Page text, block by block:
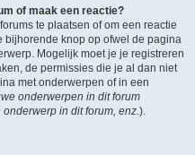
of maak een reactie?
te plaatsen of om een reactie
bijhorende knop op ofwel de pagina
Mogelijk moet je je registreren
de permissies die je al dan niet
met onderwerpen of in een
onderwerpen in dit forum
in dit forum, enz.).